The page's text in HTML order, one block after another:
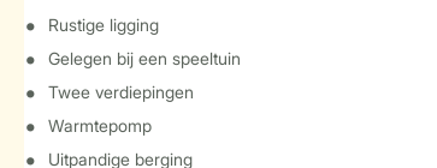
Rustige ligging
Gelegen bij een speeltuin
Twee verdiepingen
Warmtepomp
Uitpandige berging